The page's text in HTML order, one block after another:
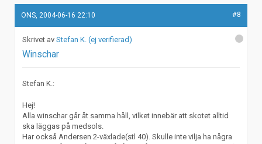
ONS, 2004-06-16 22:10 #8
Stefan K. (ej verifierad)
Winschar
Stefan K.:
Hej!
Alla winschar går åt samma håll, vilket innebär att skotet alltid
ska läggas på medsols.
Har också Andersen 2-växlade(stl 40). Skulle inte vilja ha några